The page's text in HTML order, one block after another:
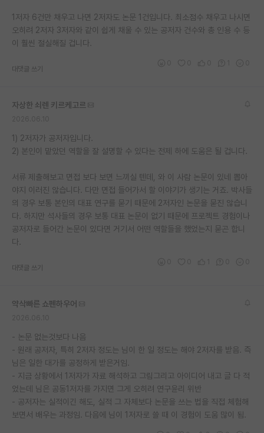
1저자 6건만 채우고 나면 2저자도 논문 1건입니다. 최소점수 채우고 나시면
오히려 2저자 3저자와 같이 쉽게 채울 수 있는 공저자 건수와 총 인용 수 등
이 훨씬 절실해질 겁니다.
대댓글 쓰기
자상한 쇠렌 키르케고르
1) 2저자가 공저자입니다.
2) 본인이 맡았던 역할을 잘 설명할 수 있다는 전제 하에 도움은 될 겁니다.
서류 제출해보고 면접 보다 보면 느끼실 텐데, 와 이 사람 논문이 있네 뽑아
야지 이러진 않습니다. 다만 면접 들어가서 할 이야기가 생기는 거죠. 박사들
의 경우 보통 본인의 대표 연구를 묻기 때문에 2저자인 논문을 묻진 않습니
다. 하지만 석사들의 경우 보통 대표 논문이 없기 때문에 프로젝트 경험이나
공저자로 들어간 논문이 있다면 거기서 어떤 역할들을 했었는지 묻곤 합니
다.
대댓글 쓰기
약삭빠른 쇼펜하우어
- 논문 없는것보다 나음
- 원래 공저자, 특히 2저자 정도는 님이 한 일 정도는 해야 2저자를 받음. 즉
님은 일한 대가를 공정하게 받은거임.
- 지금 상황에서 1저자가 자료 해석하고 그림그리고 아이디어 내고 글 다 적
었는데 님은 공동1저자를 가지면 그게 오히려 연구윤리 위반
- 공저자는 실적이긴 해도, 실적 그 자체보다 논문을 쓰는 법을 직접 체험해
보면서 배우는 과정임. 다음에 님이 1저자로 쓸 때 이 경험이 도움 많이 됨.